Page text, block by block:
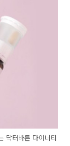
닥터바른 다이너티